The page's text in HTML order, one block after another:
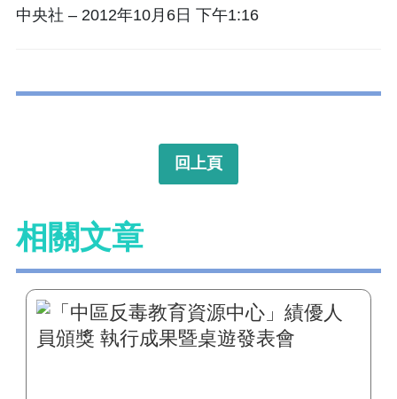
中央社 – 2012年10月6日 下午1:16
回上頁
相關文章